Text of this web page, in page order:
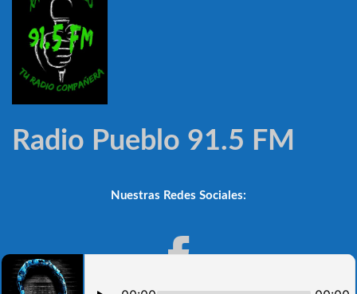
Radio Pueblo 91.5 FM
Nuestras Redes Sociales: